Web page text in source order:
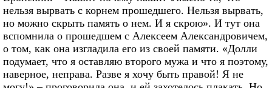
нельзя вырвать с корнем прошедшего. Нельзя вырвать,
но можно скрыть память о нем. И я скрою». И тут она
вспомнила о прошедшем с Алексеем Александровичем,
о том, как она изгладила его из своей памяти. «Долли
подумает, что я оставляю второго мужа и что я поэтому,
наверное, неправа. Разве я хочу быть правой! Я не